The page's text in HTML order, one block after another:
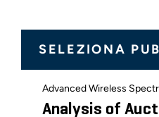
SELEZIONA
Advanced Wireless
Analysis of